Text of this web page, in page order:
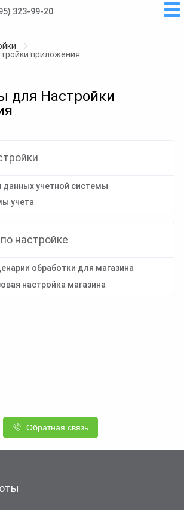
323-99-20
приложения
для Настройки
данных учетной системы
учета
настройке
обработки для магазина
настройка магазина
Обратная связь